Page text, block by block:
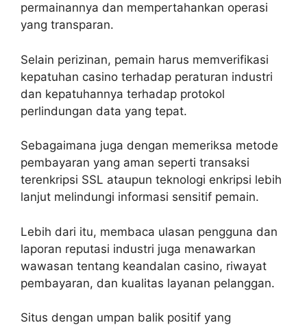
permainannya dan mempertahankan operasi
yang transparan.
Selain perizinan, pemain harus memverifikasi
kepatuhan casino terhadap peraturan industri
dan kepatuhannya terhadap protokol
perlindungan data yang tepat.
Sebagaimana juga dengan memeriksa metode
pembayaran yang aman seperti transaksi
terenkripsi SSL ataupun teknologi enkripsi lebih
lanjut melindungi informasi sensitif pemain.
Lebih dari itu, membaca ulasan pengguna dan
laporan reputasi industri juga menawarkan
wawasan tentang keandalan casino, riwayat
pembayaran, dan kualitas layanan pelanggan.
Situs dengan umpan balik positif yang